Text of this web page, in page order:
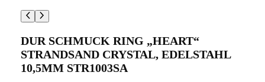
DUR SCHMUCK RING „HEART“
STRANDSAND CRYSTAL, EDELSTAHL
10,5MM STR1003SA